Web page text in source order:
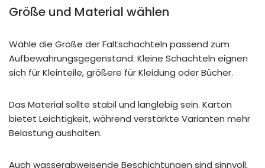
Größe und Material wählen
Wähle die Größe der Faltschachteln passend zum
Aufbewahrungsgegenstand. Kleine Schachteln eignen
sich für Kleinteile, größere für Kleidung oder Bücher.
Das Material sollte stabil und langlebig sein. Karton
bietet Leichtigkeit, während verstärkte Varianten mehr
Belastung aushalten.
Auch wasserabweisende Beschichtungen sind sinnvoll,